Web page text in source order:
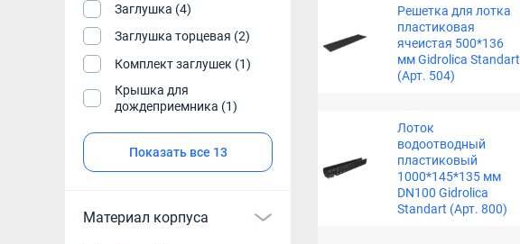
Заглушка (4)
Заглушка торцевая (2)
Комплект заглушек (1)
Крышка для
дождеприемника (1)
Показать все 13
Материал корпуса
Решетка для лотка
пластиковая
ячеистая 500*136
мм Gidrolica Standart
(Арт. 504)
Лоток
водоотводный
пластиковый
1000*145*135 мм
DN100 Gidrolica
Standart (Арт. 800)